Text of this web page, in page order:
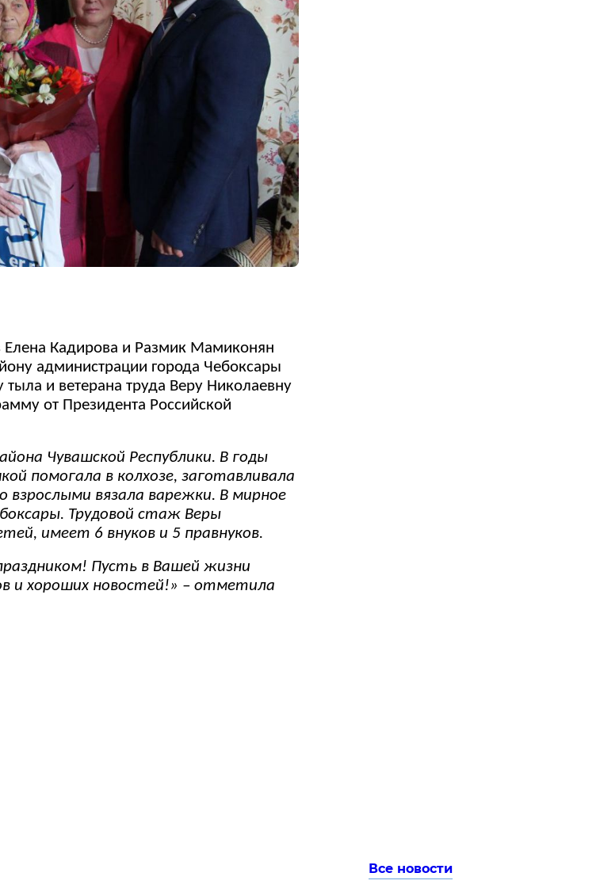
Елена Кадирова и Размик Мамиконян
администрации города Чебоксары
и ветерана труда Веру Николаевну
от Президента Российской
Чувашской Республики. В годы
помогала в колхозе, заготавливала
взрослыми вязала варежки. В мирное
Трудовой стаж Веры
имеет 6 внуков и 5 правнуков.
Пусть в Вашей жизни
и хороших новостей!» – отметила
Все новости